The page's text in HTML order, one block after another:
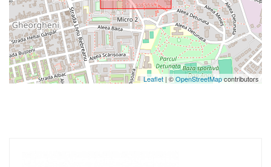
Leaflet| ©OpenStreetMapcontributors